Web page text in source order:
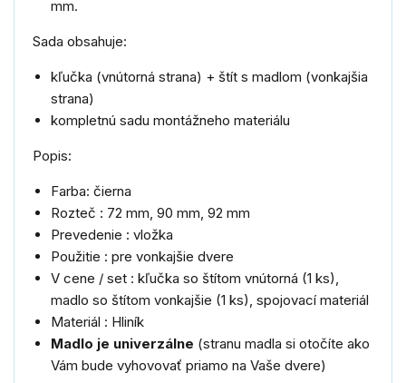
mm.
Sada obsahuje:
kľučka (vnútorná strana) + štít s madlom (vonkajšia
strana)
kompletnú sadu montážneho materiálu
Popis:
Farba: čierna
Rozteč : 72 mm, 90 mm, 92 mm
Prevedenie : vložka
Použitie : pre vonkajšie dvere
V cene / set : kľučka so štítom vnútorná (1 ks),
madlo so štítom vonkajšie (1 ks), spojovací materiál
Materiál : Hliník
Madlo je univerzálne (stranu madla si otočíte ako
Vám bude vyhovovať priamo na Vaše dvere)